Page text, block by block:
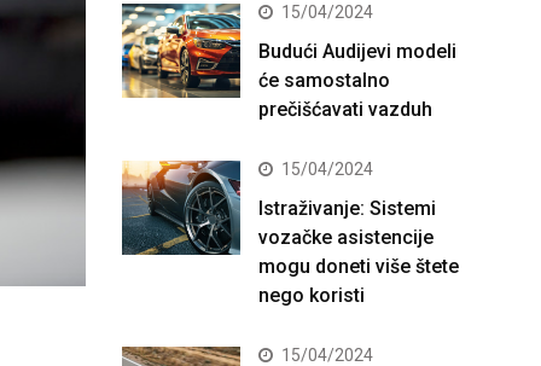
15/04/2024
Budući Audijevi modeli
će samostalno
prečišćavati vazduh
15/04/2024
Istraživanje: Sistemi
vozačke asistencije
mogu doneti više štete
nego koristi
15/04/2024